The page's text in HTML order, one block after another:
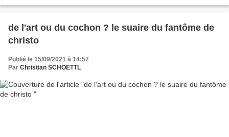
de l'art ou du cochon ? le suaire du fantôme de
christo
Publié le 15/09/2021 à 14:57
Par Christian SCHOETTL